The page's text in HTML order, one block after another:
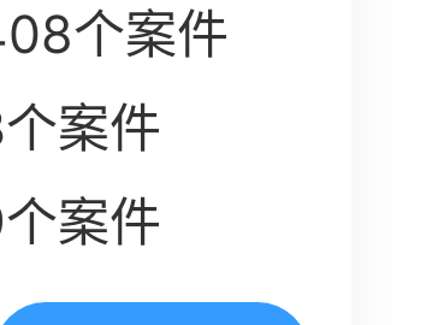
个案件
案件
案件